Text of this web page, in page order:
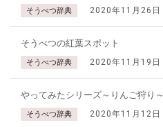
そうべつ辞典 2020年11月26日
そうべつの紅葉スポット
そうべつ辞典 2020年11月19日
やってみたシリーズ～りんご狩り～
そうべつ辞典 2020年11月12日